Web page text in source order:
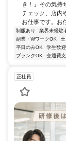
き！」その気持
チェック、店内
お仕事です。お
制服あり 業界未経験
副業・WワークOK
平日のみOK
学生歓迎
ブランクOK
交通費
正社員